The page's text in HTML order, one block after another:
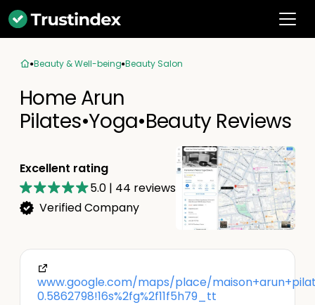
Beauty & Well-being Beauty Salon
Home Arun
Pilates•Yoga•Beauty Reviews
Excellent rating
5.0 | 44 reviews
Verified Company
www.google.com/maps/place/
0.5862798!16s%2fg%2f11f5h79_tt